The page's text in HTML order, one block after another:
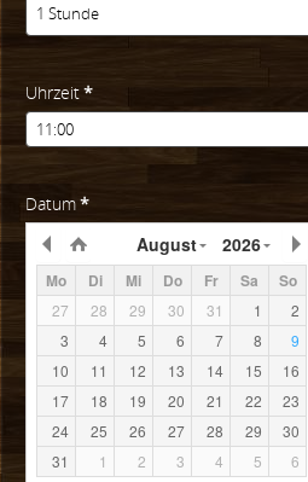
Uhrzeit*
Datum*
August 2026
Mo Di Mi Do Fr Sa So
27 28 29 30 31 1
2
3
4 5 6 7 8
9
10
11 12 13 14 15
16
17
18 19 20 21 22
23
24
25 26 27 28 29
30
31
1 2 3 4 5 6